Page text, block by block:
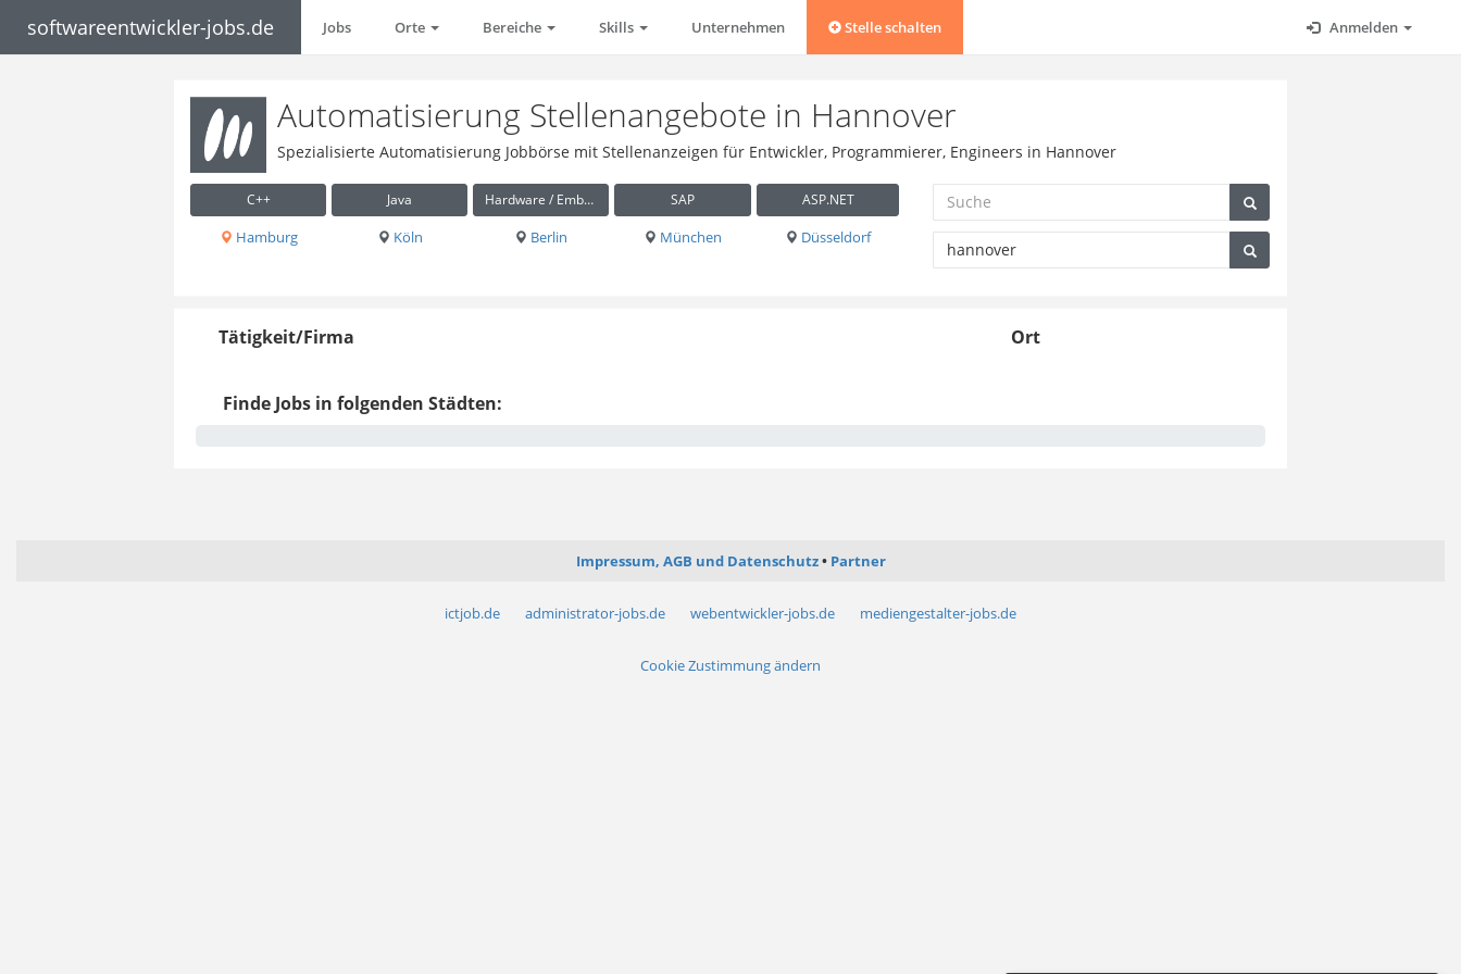
softwareentwickler-jobs.de Jobs Orte Bereiche Skills Unternehmen Stelle schalten Anmelden
Automatisierung Stellenangebote in Hannover
Spezialisierte Automatisierung Jobbörse mit Stellenanzeigen für Entwickler, Programmierer, Engineers in Hannover
C++ Java Hardware / Embedded SAP ASP.NET
Hamburg Köln Berlin München Düsseldorf
Tätigkeit/Firma Ort
Finde Jobs in folgenden Städten:
Impressum, AGB und Datenschutz Partner
ictjob.de administrator-jobs.de webentwickler-jobs.de mediengestalter-jobs.de
Cookie Zustimmung ändern